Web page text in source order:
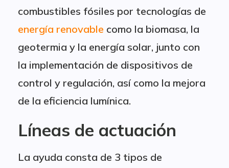
combustibles fósiles por tecnologías de
energía renovable como la biomasa, la
geotermia y la energía solar, junto con
la implementación de dispositivos de
control y regulación, así como la mejora
de la eficiencia lumínica.
Líneas de actuación
La ayuda consta de 3 tipos de